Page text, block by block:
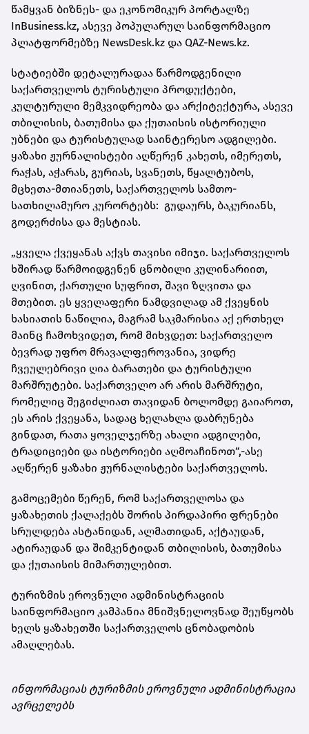
წამყვან ბიზნეს- და ეკონომიკურ პორტალზე
InBusiness.kz, ასევე პოპულარულ საინფორმაციო
პლატფორმებზე NewsDesk.kz და QAZ-News.kz.
სტატიებში დეტალურადაა წარმოდგენილი
საქართველოს ტურისტული პროდუქტები,
კულტურული მემკვიდრეობა და არქიტექტურა, ასევე
თბილისის, ბათუმისა და ქუთაისის ისტორიული
უბნები და ტურისტულად საინტერესო ადგილები.
ყაზახი ჟურნალისტები აღწერენ კახეთს, იმერეთს,
რაჭას, აჭარას, გურიას, სვანეთს, წყალტუბოს,
მცხეთა-მთიანეთს, საქართველოს სამთო-
სათხილამურო კურორტებს: გუდაურს, ბაკურიანს,
გოდერძისა და მესტიას.
„ყველა ქვეყანას აქვს თავისი იმიჯი. საქართველოს
ხშირად წარმოიდგენენ ცნობილი კულინარიით,
ღვინით, ქართული სუფრით, შავი ზღვითა და
მთებით. ეს ყველაფერი ნამდვილად ამ ქვეყნის
ხასიათის ნაწილია, მაგრამ საკმარისია აქ ერთხელ
მაინც ჩამოხვიდეთ, რომ მიხვდეთ: საქართველო
ბევრად უფრო მრავალფეროვანია, ვიდრე
ჩვეულებრივი ღია ბარათები და ტურისტული
მარშრუტები. საქართველო არ არის მარშრუტი,
რომელიც შეგიძლიათ თავიდან ბოლომდე გაიაროთ,
ეს არის ქვეყანა, სადაც ხელახლა დაბრუნება
გინდათ, რათა ყოველჯერზე ახალი ადგილები,
ტრადიციები და ისტორიები აღმოაჩინოთ“,-ასე
აღწერენ ყაზახი ჟურნალისტები საქართველოს.
გამოცემები წერენ, რომ საქართველოსა და
ყაზახეთის ქალაქებს შორის პირდაპირი ფრენები
სრულდება ასტანიდან, ალმათიდან, აქტაუდან,
ატირაუდან და შიმკენტიდან თბილისის, ბათუმისა
და ქუთაისის მიმართულებით.
ტურიზმის ეროვნული ადმინისტრაციის
საინფორმაციო კამპანია მნიშვნელოვნად შეუწყობს
ხელს ყაზახეთში საქართველოს ცნობადობის
ამაღლებას.
ინფორმაციას ტურიზმის ეროვნული ადმინისტრაცია
ავრცელებს